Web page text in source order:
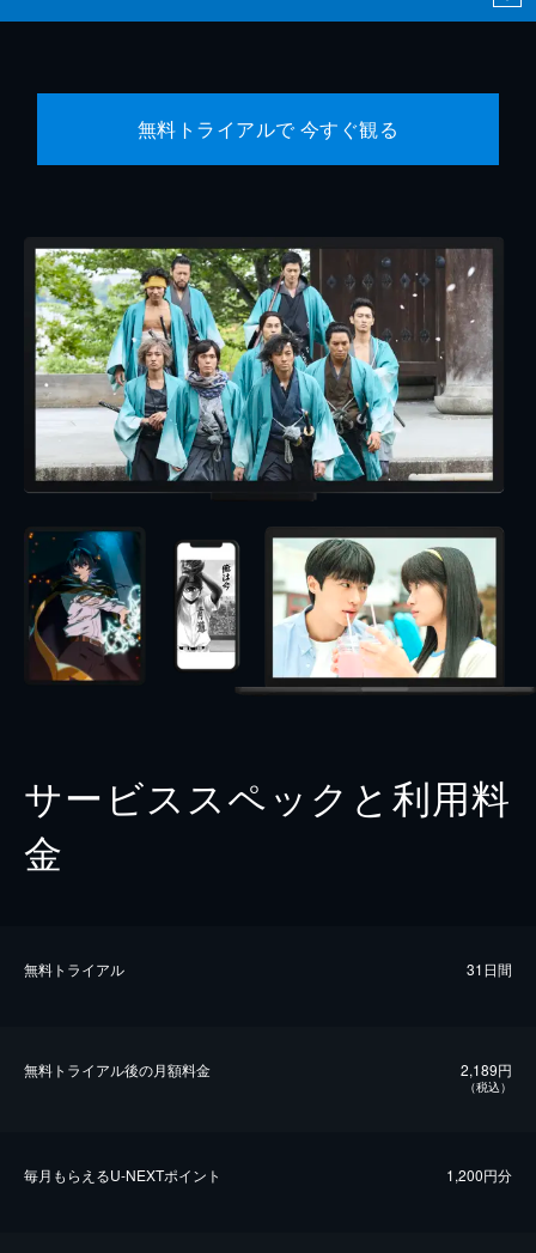
無料トライアルで 今すぐ観る
サービススペックと利用料
金
無料トライアル 31日間
無料トライアル後の⽉額料金 2,189円
（税込）
毎⽉もらえるU-NEXTポイント 1,200円分